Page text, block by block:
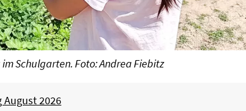
Schulgarten. Foto: Andrea Fiebitz
2026